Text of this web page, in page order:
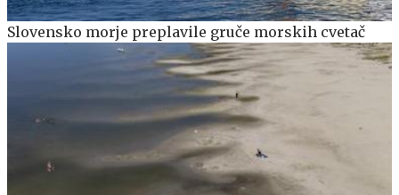
Slovensko morje preplavile gruče morskih cvetač